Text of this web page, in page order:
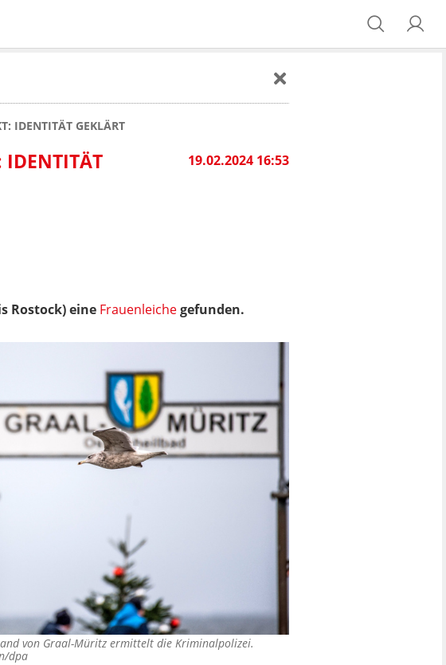
IDENTITÄT GEKLÄRT
19.02.2024 16:53
IDENTITÄT
Rostock) eine Frauenleichegefunden.
von Graal-Müritz ermittelt die Kriminalpolizei.
dpa